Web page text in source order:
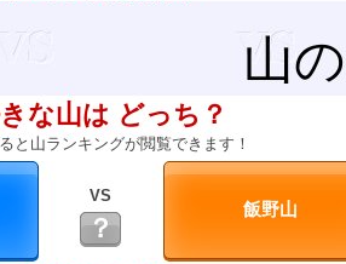
山
な山は どっち？
と山ランキングが閲覧できます！
VS
？